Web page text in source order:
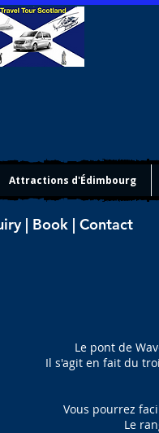
Attractions d'Édimbourg
| Book | Contact
Le pont de
Il s'agit en fait du
Vous pourrez
Le